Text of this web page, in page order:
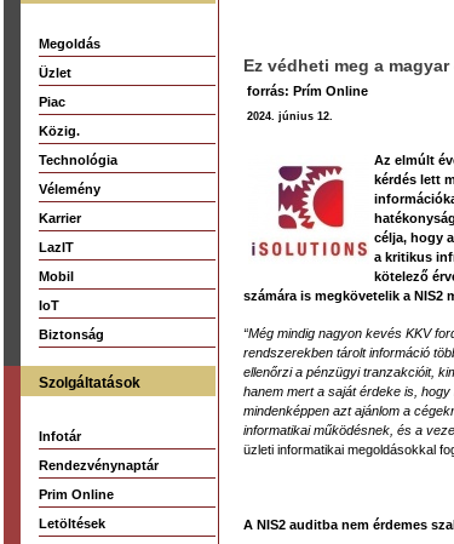
Megoldás
Üzlet
Piac
Közig.
Technológia
Vélemény
Karrier
LazIT
Mobil
IoT
Biztonság
Szolgáltatások
Infotár
Rendezvénynaptár
Prim Online
Letöltések
Ez védheti meg a
forrás: Prím Online
2024. június 12.
Az elmúlt
kérdés lett
célja, hogy
a kritikus
kötelező
számára is megkövetelik a NIS2
“Még mindig nagyon kevés KKV
rendszerekben tárolt információ
ellenőrzi a pénzügyi tranzakcióit,
hanem mert a saját érdeke is,
mindenképpen azt ajánlom a
informatikai működésnek, és a
üzleti informatikai megoldásokkal
A NIS2 auditba nem érdemes